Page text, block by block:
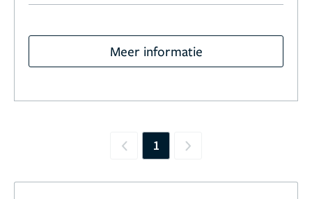
Meer informatie
Previous
1 Next